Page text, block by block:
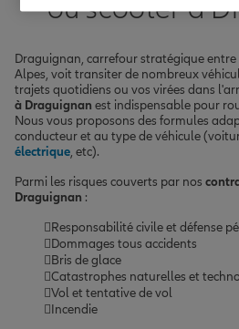
ou scooter à
Draguignan, carrefour stratégique
Alpes, voit transiter de nombreux
trajets quotidiens ou vos virées dans
à Draguignan est indispensable pour
Nous vous proposons des formules
conducteur et au type de véhicule
électrique, etc).
Parmi les risques couverts par nos
Draguignan :
Responsabilité civile et défense
Dommages tous accidents
Bris de glace
Catastrophes naturelles et
Vol et tentative de vol
Incendie